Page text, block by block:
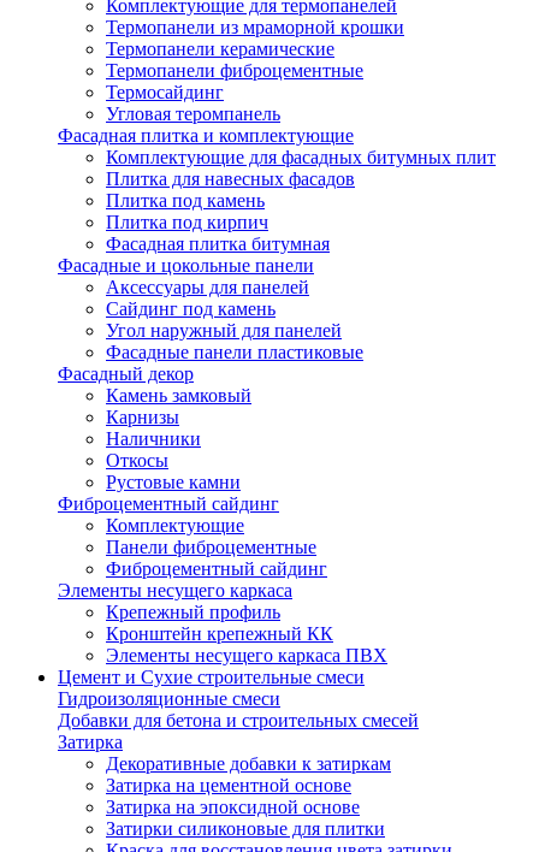
Комплектующие для термопанелей
Термопанели из мраморной крошки
Термопанели керамические
Термопанели фиброцементные
Термосайдинг
Угловая теромпанель
Фасадная плитка и комплектующие
Комплектующие для фасадных битумных плит
Плитка для навесных фасадов
Плитка под камень
Плитка под кирпич
Фасадная плитка битумная
Фасадные и цокольные панели
Аксессуары для панелей
Сайдинг под камень
Угол наружный для панелей
Фасадные панели пластиковые
Фасадный декор
Камень замковый
Карнизы
Наличники
Откосы
Рустовые камни
Фиброцементный сайдинг
Комплектующие
Панели фиброцементные
Фиброцементный сайдинг
Элементы несущего каркаса
Крепежный профиль
Кронштейн крепежный КК
Элементы несущего каркаса ПВХ
Цемент и Сухие строительные смеси
Гидроизоляционные смеси
Добавки для бетона и строительных смесей
Затирка
Декоративные добавки к затиркам
Затирка на цементной основе
Затирка на эпоксидной основе
Затирки силиконовые для плитки